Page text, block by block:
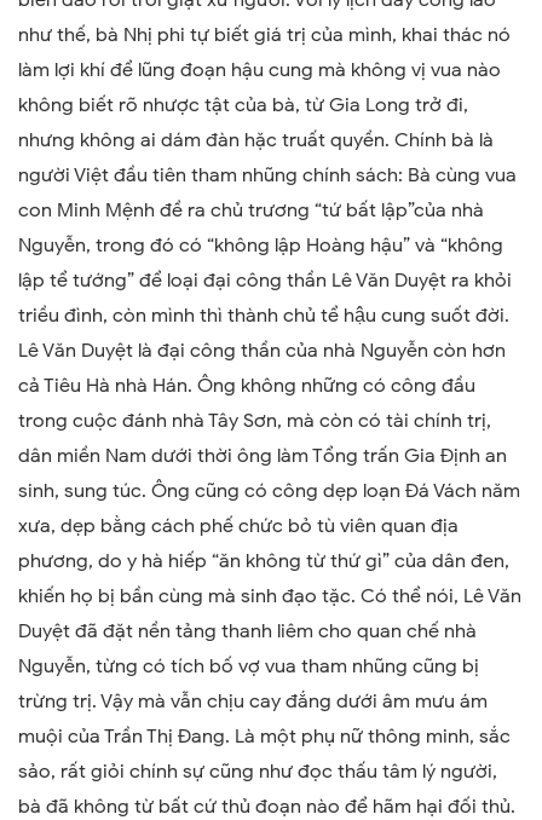
như thế, bà Nhị phi tự biết giá trị của mình, khai thác nó
làm lợi khí để lũng đoạn hậu cung mà không vị vua nào
không biết rõ nhược tật của bà, từ Gia Long trở đi,
nhưng không ai dám đàn hặc truất quyền. Chính bà là
người Việt đầu tiên tham nhũng chính sách: Bà cùng vua
con Minh Mệnh đề ra chủ trương “tứ bất lập”của nhà
Nguyễn, trong đó có “không lập Hoàng hậu” và “không
lập tể tướng” để loại đại công thần Lê Văn Duyệt ra khỏi
triều đình, còn mình thì thành chủ tể hậu cung suốt đời.
Lê Văn Duyệt là đại công thần của nhà Nguyễn còn hơn
cả Tiêu Hà nhà Hán. Ông không những có công đầu
trong cuộc đánh nhà Tây Sơn, mà còn có tài chính trị,
dân miền Nam dưới thời ông làm Tổng trấn Gia Định an
sinh, sung túc. Ông cũng có công dẹp loạn Đá Vách năm
xưa, dẹp bằng cách phế chức bỏ tù viên quan địa
phương, do y hà hiếp “ăn không từ thứ gì” của dân đen,
khiến họ bị bần cùng mà sinh đạo tặc. Có thể nói, Lê Văn
Duyệt đã đặt nền tảng thanh liêm cho quan chế nhà
Nguyễn, từng có tích bố vợ vua tham nhũng cũng bị
trừng trị. Vậy mà vẫn chịu cay đắng dưới âm mưu ám
muội của Trần Thị Đang. Là một phụ nữ thông minh, sắc
sảo, rất giỏi chính sự cũng như đọc thấu tâm lý người,
bà đã không từ bất cứ thủ đoạn nào để hãm hại đối thủ.